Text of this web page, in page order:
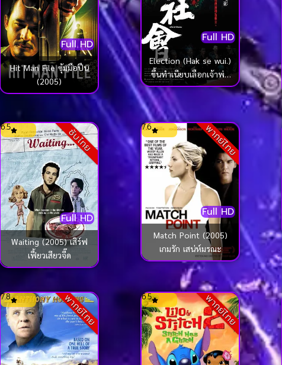
Full HD
Hit Man File ซุ้มมือปืน
(2005)
Full HD
Election (Hak se wui.)
ขึ้นทำเนียบเลือกเจ้าพ่อ
(2005)
ซับไทย
Full HD
6.5
Waiting (2005) เสิร์ฟ
เฟี้ยวเสียวจี๊ด
พากย์ไทย
Full HD
7.6
Match Point (2005)
เกมรัก เสน่ห์มรณะ
พากย์ไทย
7.8 พากย์ไทย
6.5